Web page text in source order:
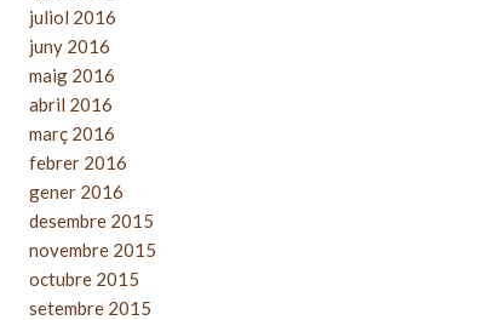
juliol 2016
juny 2016
maig 2016
abril 2016
març 2016
febrer 2016
gener 2016
desembre 2015
novembre 2015
octubre 2015
setembre 2015